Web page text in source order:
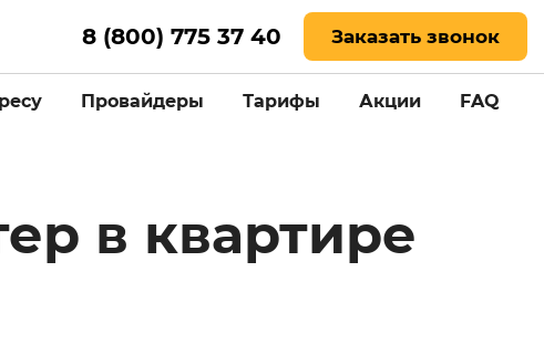
8 (800) 775 37 40 Заказать звонок
Провайдеры Тарифы Акции FAQ
в квартире